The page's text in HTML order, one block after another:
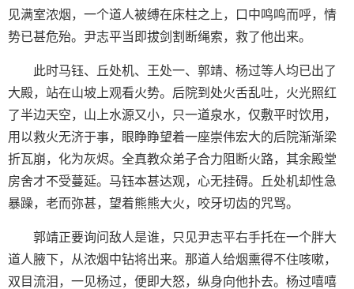
见满室浓烟，一个道人被缚在床柱之上，口中鸣鸣而呼，情
势已甚危殆。尹志平当即拔剑割断绳索，救了他出来。
此时马钰、丘处机、王处一、郭靖、杨过等人均已出了
大殿，站在山坡上观看火势。后院到处火舌乱吐，火光照红
了半边天空，山上水源又小，只一道泉水，仅敷平时饮用，
用以救火无济于事，眼睁睁望着一座崇伟宏大的后院渐渐梁
折瓦崩，化为灰烬。全真教众弟子合力阻断火路，其余殿堂
房舍才不受蔓延。马钰本甚达观，心无挂碍。丘处机却性急
暴躁，老而弥甚，望着熊熊大火，咬牙切齿的咒骂。
郭靖正要询问敌人是谁，只见尹志平右手托在一个胖大
道人腋下，从浓烟中钻将出来。那道人给烟熏得不住咳嗽，
双目流泪，一见杨过，便即大怒，纵身向他扑去。杨过嘻嘻